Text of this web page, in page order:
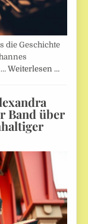
die Geschichte
Weiterlesen …
Band über